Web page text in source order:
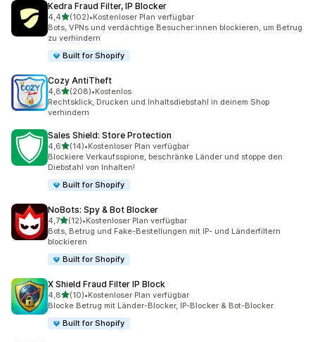
Kedra Fraud Filter, IP Blocker
4,4von 5 Sternen
(102)
102 Rezensionen insgesamt
•Kostenloser Plan verfügbar
Bots, VPNs und verdächtige Besucher:innen blockieren, um Betrug
zu verhindern
Built for Shopify
Cozy AntiTheft
4,8von 5 Sternen
(208)
208 Rezensionen insgesamt
•Kostenlos
Rechtsklick, Drucken und Inhaltsdiebstahl in deinem Shop
verhindern
Sales Shield: Store Protection
4,6von 5 Sternen
(14)
14 Rezensionen insgesamt
•Kostenloser Plan verfügbar
Blockiere Verkaufsspione, beschränke Länder und stoppe den
Diebstahl von Inhalten!
Built for Shopify
NoBots: Spy & Bot Blocker
4,7von 5 Sternen
(12)
12 Rezensionen insgesamt
•Kostenloser Plan verfügbar
Bots, Betrug und Fake-Bestellungen mit IP- und Länderfiltern
blockieren
Built for Shopify
X Shield Fraud Filter IP Block
4,8von 5 Sternen
(10)
10 Rezensionen insgesamt
•Kostenloser Plan verfügbar
Blocke Betrug mit Länder-Blocker, IP-Blocker & Bot-Blocker
Built for Shopify